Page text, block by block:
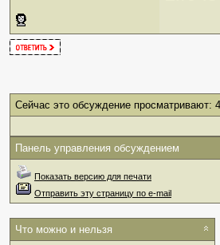
Сейчас это обсуждение просматривают:
Панель управления обсуждением
Показать версию для печати
Отправить эту страницу по e-mail
Что можно и нельзя